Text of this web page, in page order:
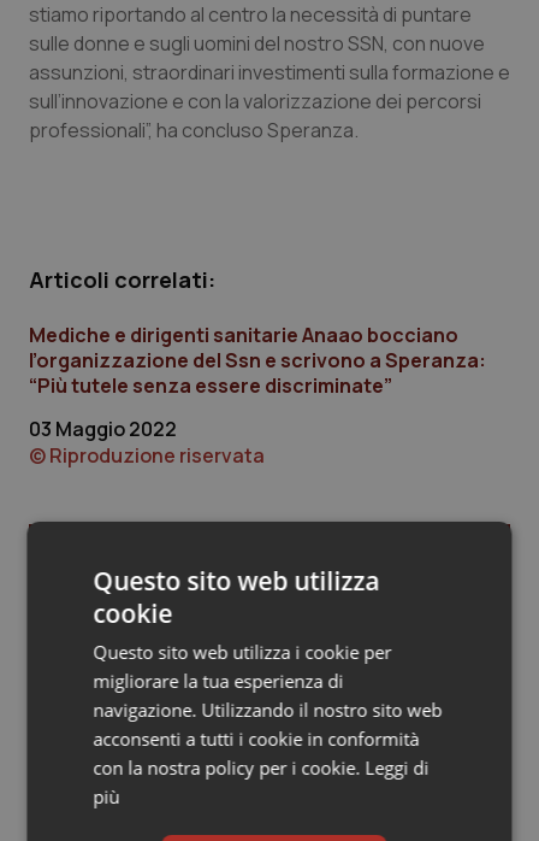
Lazio
Liguria
Molise
Piemonte
Provincia Autonoma di Trento
Puglia
Sardegna
Sicilia
Toscana
Umbria
Diabete & glucometri
Disturbi dell’umore
Epatiti
HIV
Ipertensione & Scompenso
Malattie rare
Malattia di Crohn & Rettocolite Ulcerosa
Neuroscienze & patologie neurodegenerative
Obesità
Oftalmologia
stiamo riportando al centro la necessità di puntare
sulle donne e sugli uomini del nostro SSN, con nuove
assunzioni, straordinari investimenti sulla formazione e
sull’innovazione e con la valorizzazione dei percorsi
professionali”, ha concluso Speranza.
Articoli correlati:
Mediche e dirigenti sanitarie Anaao bocciano
l’organizzazione del Ssn e scrivono a Speranza:
“Più tutele senza essere discriminate”
03 Maggio 2022
© Riproduzione riservata
Ultime analisi e review da QS Pro
Gold
Cloud sanitario: infrastrutture,
compliance, GDPR e Risk management
Gestione dell'Ipertensione resistente:
Questo sito web utilizza
cookie
Questo sito web utilizza i cookie per
migliorare la tua esperienza di
navigazione. Utilizzando il nostro sito web
acconsenti a tutti i cookie in conformità
con la nostra policy per i cookie. Leggi di
più